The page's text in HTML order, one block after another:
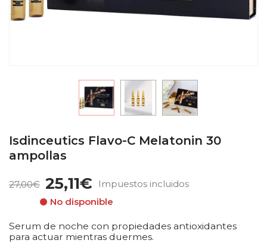
Isdinceutics Flavo-C Melatonin 30
ampollas
27,00€ 25,11€
Impuestos incluidos
No disponible
Serum de noche con propiedades antioxidantes
para actuar mientras duermes.